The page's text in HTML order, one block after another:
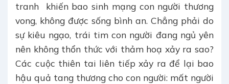
tranh khiến bao sinh mạng con người thương
vong, không được sống bình an. Chẳng phải do
sự kiêu ngạo, trái tim con người đang ngủ yên
nên không thổn thức với thảm hoạ xảy ra sao?
Các cuộc thiên tai liên tiếp xảy ra để lại bao
hậu quả tang thương cho con người: mất người